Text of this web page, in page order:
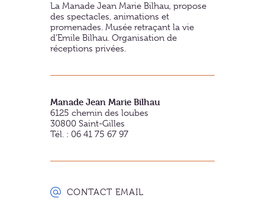
La Manade Jean Marie Bilhau, propose
des spectacles, animations et
promenades. Musée retraçant la vie
d’Emile Bilhau. Organisation de
réceptions privées.
Manade Jean Marie Bilhau
6125 chemin des loubes
30800 Saint-Gilles
Tél. : 06 41 75 67 97
CONTACT EMAIL